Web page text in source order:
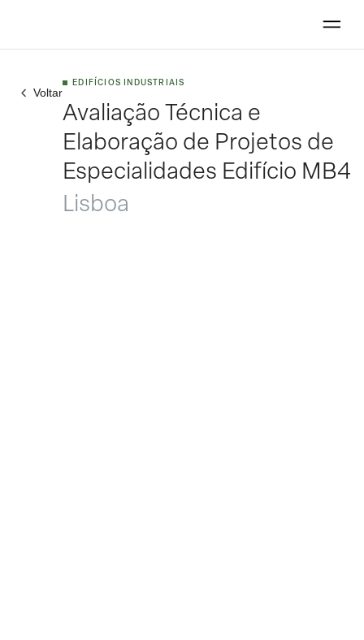
Voltar
EDIFÍCIOS INDUSTRIAIS
Avaliação Técnica e
Elaboração de Projetos de
Especialidades Edifício MB4
Lisboa